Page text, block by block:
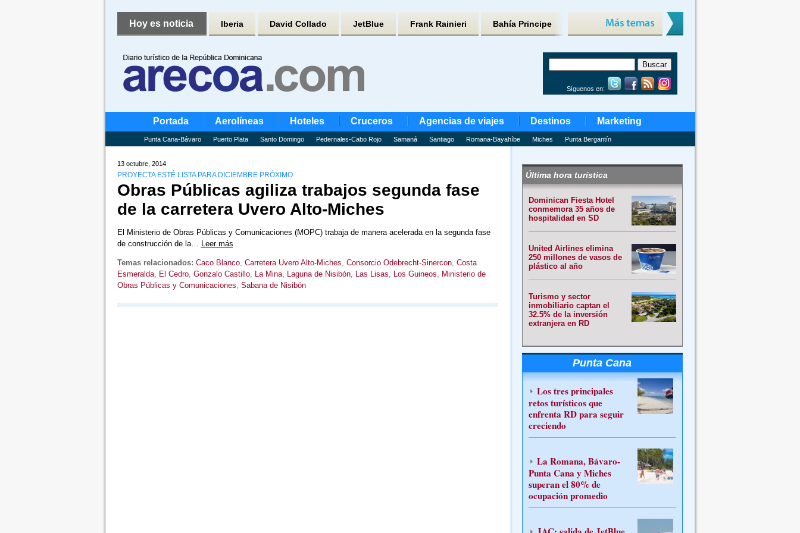
Hoy es noticia Iberia David Collado JetBlue Frank Rainieri Bahía Principe
Síguenos en:
Portada Aerolíneas Hoteles Cruceros Agencias de viajes Destinos Marketing
Punta Cana-Bávaro Puerto Plata Santo Domingo Pedernales-Cabo Rojo Samaná Santiago Romana-Bayahíbe Miches Punta Bergantín
13 octubre, 2014
PROYECTA ESTÉ LISTA PARA DICIEMBRE PRÓXIMO
Obras Públicas agiliza trabajos segunda fase
de la carretera Uvero Alto-Miches
El Ministerio de Obras Públicas y Comunicaciones (MOPC) trabaja de manera acelerada en la segunda fase
de construcción de la… Leer más
Temas relacionados: Caco Blanco, Carretera Uvero Alto-Miches, Consorcio Odebrecht-Sinercon, Costa
Esmeralda, El Cedro, Gonzalo Castillo, La Mina, Laguna de Nisibón, Las Lisas, Los Guineos, Ministerio de
Obras Públicas y Comunicaciones, Sabana de Nisibón
Última hora turística
Dominican Fiesta Hotel
conmemora 35 años de
hospitalidad en SD
United Airlines elimina
250 millones de vasos de
plástico al año
Turismo y sector
inmobiliario captan el
32.5% de la inversión
extranjera en RD
Punta Cana
Los tres principales
retos turísticos que
enfrenta RD para seguir
creciendo
La Romana, Bávaro-
Punta Cana y Miches
superan el 80% de
ocupación promedio